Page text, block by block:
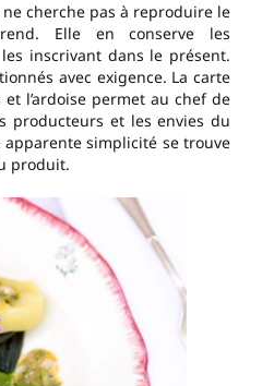
cherche pas à reproduire le
Elle en conserve les
inscrivant dans le présent.
avec exigence. La carte
l’ardoise permet au chef de
producteurs et les envies du
simplicité se trouve
produit.